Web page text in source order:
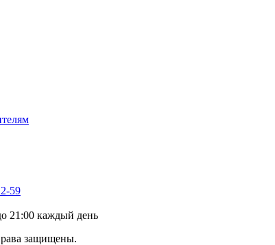
59
21:00 каждый день
защищены.